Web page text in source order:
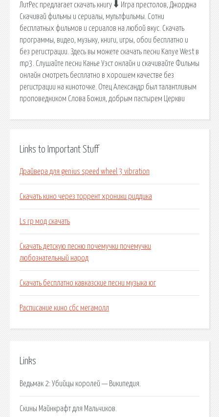
ЛитРес предлагает скачать книгу 🠳 Игра престолов, Джорджа
Скачивай фильмы и сериалы, мультфильмы. Сотни
бесплатных фильмов и сериалов на любой вкус. Скачать
программы, видео, музыку, книги, игры, обои бесплатно и
без регистрации. Здесь вы можете скачать песни Kanye West в
mp3. Слушайте песни Канье Уэст онлайн и скачивайте Фильмы
онлайн смотреть бесплатно в хорошем качестве без
регистрации на киноточке. Отец Александр был талантливым
проповедником Слова Божия, добрым пастырем Церкви
Links to Important Stuff
Драйвера для genius speed wheel 3 vibration
Скачать кино через торрент хроники риддика
Ls rp мод скачать
Скачать детскую песню почемучки почемучки
любознательный народ
Скачать бесплатно кавказские песни музыка юг
Расписание кино сбс мегамолл
Links
Ведьмак 2: Убийцы королей — Википедия.
Скины Майнкрафт для Мальчиков.